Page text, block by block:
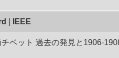
IEEE
ベット 過去の発見と1906-